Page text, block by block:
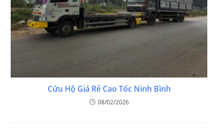
Cứu Hộ Giá Rẻ Cao Tốc Ninh Bình
08/02/2026